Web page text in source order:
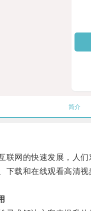
简介
网的快速发展，人们
载和在线观看高清视